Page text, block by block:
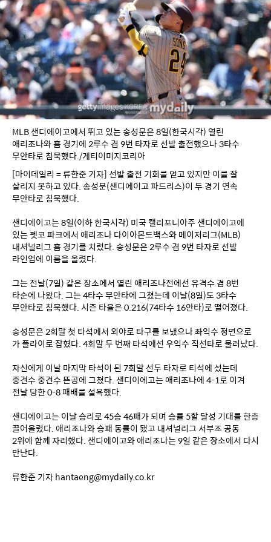
MLB 샌디에이고에서 뛰고 있는 송성문은 8일(한국시각) 열린
애리조나와 홈 경기에 2루수 겸 9번 타자로 선발 출전했으나 3타수
무안타로 침묵했다./게티이미지코리아
[마이데일리 = 류한준 기자] 선발 출전 기회를 얻고 있지만 이를 잘
살리지 못하고 있다. 송성문(샌디에이고 파드리스)이 두 경기 연속
무안타로 침묵했다.
샌디에이고는 8일(이하 한국시각) 미국 캘리포니아주 샌디에이고에
있는 펫코 파크에서 애리조나 다이아몬드백스와 메이저리그(MLB)
내셔널리그 홈 경기를 치렀다. 송성문은 2루수 겸 9번 타자로 선발
라인업에 이름을 올렸다.
그는 전날(7일) 같은 장소에서 열린 애리조나전에선 유격수 겸 8번
타순에 나왔다. 그는 4타수 무안타에 그쳤는데 이날(8일)도 3타수
무안타로 침묵했다. 시즌 타율은 0.216(74타수 16안타)로 떨어졌다.
송성문은 2회말 첫 타석에서 외야로 타구를 보냈으나 좌익수 정면으로
가 플라이로 잡혔다. 4회말 두 번째 타석에선 우익수 직선타로 물러났다.
자신에게 이날 마지막 타석이 된 7회말 선두 타자로 티석에 섰는데
중견수 중견수 뜬공에 그쳤다. 샌디이에고는 애리조나에 4-1로 이겨
전날 당한 0-8 패배를 설욕했다.
샌디에이고는 이날 승리로 45승 46패가 되며 승률 5할 달성 기대를 한층
끌어올렸다. 애리조나와 승패 동률이 됐고 내셔널리그 서부조 공동
2위에 함께 자리했다. 샌디에이고와 애리조나는 9일 같은 장소에서 다시
만난다.
류한준 기자 hantaeng@mydaily.co.kr